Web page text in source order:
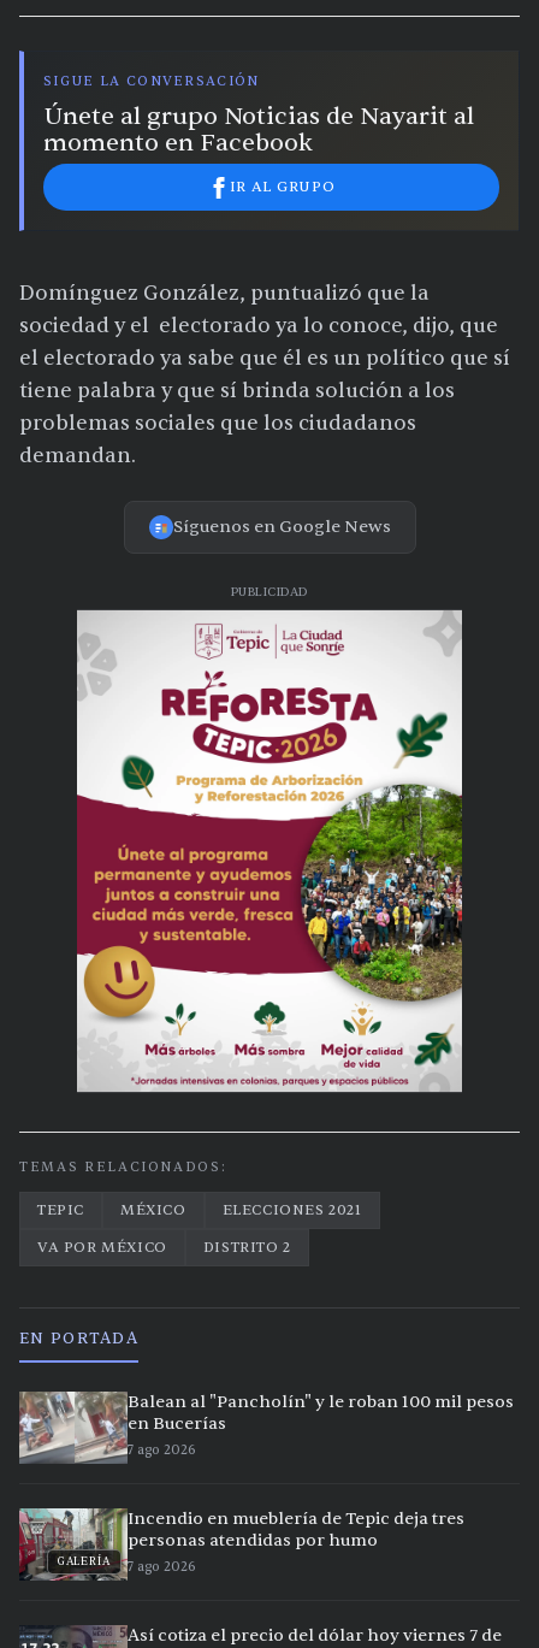
SIGUE LA CONVERSACIÓN
Únete al grupo Noticias de Nayarit al
momento en Facebook
IR AL GRUPO
Domínguez González, puntualizó que la
sociedad y el electorado ya lo conoce, dijo, que
el electorado ya sabe que él es un político que sí
tiene palabra y que sí brinda solución a los
problemas sociales que los ciudadanos
demandan.
Síguenos en Google News
PUBLICIDAD
TEMAS RELACIONADOS:
TEPIC MÉXICO
ELECCIONES 2021
VA POR MÉXICO
DISTRITO 2
EN PORTADA
Balean al "Pancholín" y le roban 100 mil pesos
en Bucerías
7 ago 2026
GALERÍA
Incendio en mueblería de Tepic deja tres
personas atendidas por humo
7 ago 2026
Así cotiza el precio del dólar hoy viernes 7 de